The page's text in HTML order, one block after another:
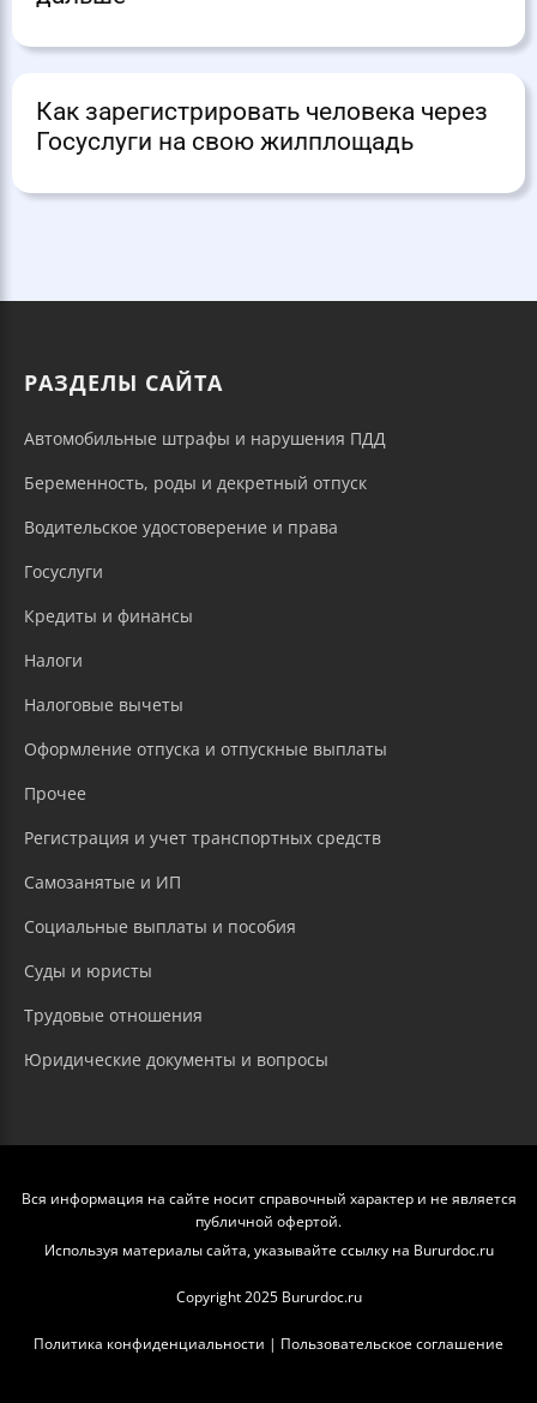
Как зарегистрировать человека через
Госуслуги на свою жилплощадь
РАЗДЕЛЫ САЙТА
Автомобильные штрафы и нарушения ПДД
Беременность, роды и декретный отпуск
Водительское удостоверение и права
Госуслуги
Кредиты и финансы
Налоги
Налоговые вычеты
Оформление отпуска и отпускные выплаты
Прочее
Регистрация и учет транспортных средств
Самозанятые и ИП
Социальные выплаты и пособия
Суды и юристы
Трудовые отношения
Юридические документы и вопросы
Вся информация на сайте носит справочный характер и не является
публичной офертой.
Используя материалы сайта, указывайте ссылку на Bururdoc.ru
Copyright 2025 Bururdoc.ru
Политика конфиденциальности | Пользовательское соглашение